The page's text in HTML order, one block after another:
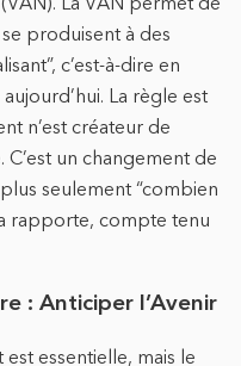
produisent à des
c’est-à-dire en
La règle est
n’est créateur de
un changement de
seulement “combien
rapporte, compte tenu
: Anticiper l’Avenir
est essentielle, mais le